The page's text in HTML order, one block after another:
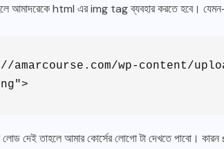
আমাদরেকে html এর img tag ব্যবহার করতে হবে।
wp-content/
লোড দেই তাহলে আমার কোর্সের লোগো টা দেখতে পাবো।